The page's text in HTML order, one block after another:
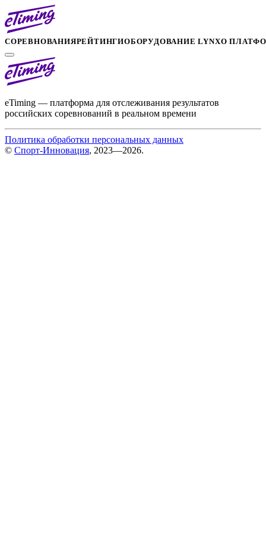
СОРЕВНОВАНИЯРЕЙТИНГИОБОРУДОВАНИЕ LYNXО
eTiming — платформа для отслеживания результатов
российских соревнований в реальном времени
Политика обработки персональных данных
© Спорт-Инновация, 2023—2026.